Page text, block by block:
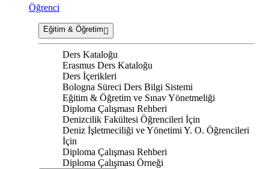
Öğrenci
Eğitim & Öğretim
Ders Kataloğu
Erasmus Ders Kataloğu
Ders İçerikleri
Bologna Süreci Ders Bilgi Sistemi
Eğitim & Öğretim ve Sınav Yönetmeliği
Diploma Çalışması Rehberi
Denizcilik Fakültesi Öğrencileri İçin
Deniz İşletmeciliği ve Yönetimi Y. O. Öğrencileri
İçin
Diploma Çalışması Rehberi
Diploma Çalışması Örneği